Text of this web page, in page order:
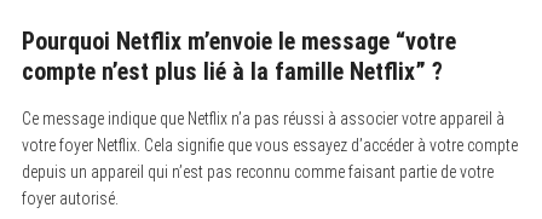
Pourquoi Netflix m’envoie le message “votre
compte n’est plus lié à la famille Netflix” ?
Ce message indique que Netflix n’a pas réussi à associer votre appareil à
votre foyer Netflix. Cela signifie que vous essayez d’accéder à votre compte
depuis un appareil qui n’est pas reconnu comme faisant partie de votre
foyer autorisé.